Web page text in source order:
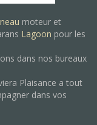
moteur et
Lagoon pour les
dans nos bureaux
Plaisance a tout
dans vos